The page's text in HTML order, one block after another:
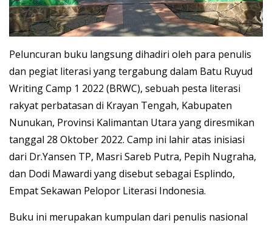
Peluncuran buku langsung dihadiri oleh para penulis
dan pegiat literasi yang tergabung dalam Batu Ruyud
Writing Camp 1 2022 (BRWC), sebuah pesta literasi
rakyat perbatasan di Krayan Tengah, Kabupaten
Nunukan, Provinsi Kalimantan Utara yang diresmikan
tanggal 28 Oktober 2022. Camp ini lahir atas inisiasi
dari Dr.Yansen TP, Masri Sareb Putra, Pepih Nugraha,
dan Dodi Mawardi yang disebut sebagai Esplindo,
Empat Sekawan Pelopor Literasi Indonesia.
Buku ini merupakan kumpulan dari penulis nasional